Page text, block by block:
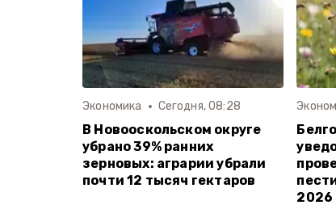
Экономика Сегодня, 08:28
В Новооскольском округе
убрано 39% ранних
зерновых: аграрии убрали
почти 12 тысяч гектаров
2026